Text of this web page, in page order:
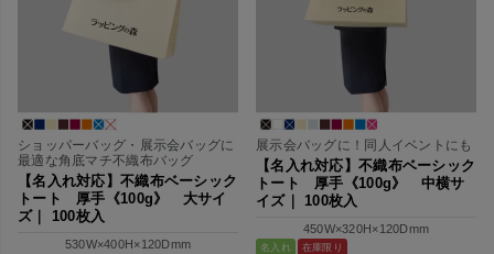
ショッパーバッグ・展示会バッグに
最適な角底マチ不織布バッグ
【名入れ対応】不織布ベーシック
トート 厚手《100g》 大サイ
ズ｜ 100枚入
530W×400H×120Dmm
展示会バッグに！同人イベントにも
【名入れ対応】不織布ベーシック
トート 厚手《100g》 中横サ
イズ｜ 100枚入
450W×320H×120Dmm
名入れ 在庫限り